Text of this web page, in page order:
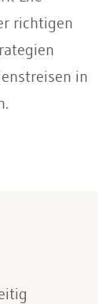
richtigen
in